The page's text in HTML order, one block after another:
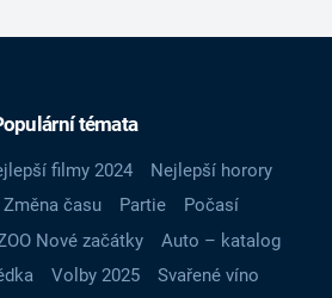
témata
filmy 2024
Nejlepší horory
Změna času Partie
Počasí
Nové začátky
Auto – katalog
Volby 2025
Svařené víno